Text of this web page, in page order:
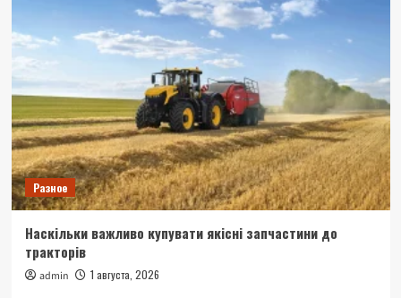
Разное
Наскільки важливо купувати якісні запчастини до
тракторів
admin 1 августа, 2026